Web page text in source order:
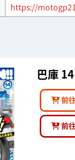
https://
巴庫 14
前
前